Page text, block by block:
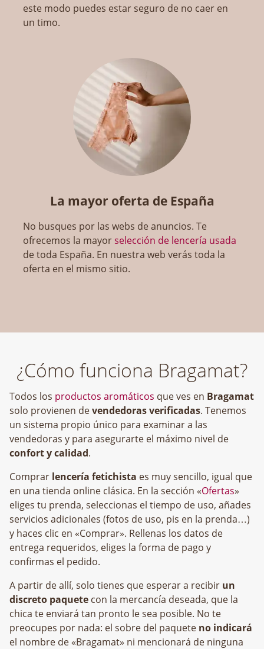
este modo puedes estar seguro de no caer en
un timo.
La mayor oferta de España
No busques por las webs de anuncios. Te
ofrecemos la mayorselección de lencería usada
de toda España. En nuestra web verás toda la
oferta en el mismo sitio.
¿Cómo funciona Bragamat?
Todos los productos aromáticos que ves en Bragamat
solo provienen devendedoras verificadas. Tenemos
un sistema propio único para examinar a las
vendedoras y para asegurarte el máximo nivel de
confort y calidad.
Comprar lencería fetichista es muy sencillo, igual que
en una tienda online clásica. En la sección «Ofertas»
eliges tu prenda, seleccionas el tiempo de uso, añades
servicios adicionales (fotos de uso, pis en la prenda…)
y haces clic en «Comprar». Rellenas los datos de
entrega requeridos, eliges la forma de pago y
confirmas el pedido.
A partir de allí, solo tienes que esperar a recibir un
discreto paquete con la mercancía deseada, que la
chica te enviará tan pronto le sea posible. No te
preocupes por nada: el sobre del paquete no indicará
el nombre de «Bragamat» ni mencionará de ninguna